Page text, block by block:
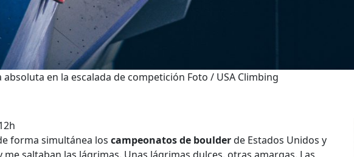
absoluta en la escalada de competición Foto / USA Climbing
forma simultánea los campeonatos de boulderde Estados Unidos y